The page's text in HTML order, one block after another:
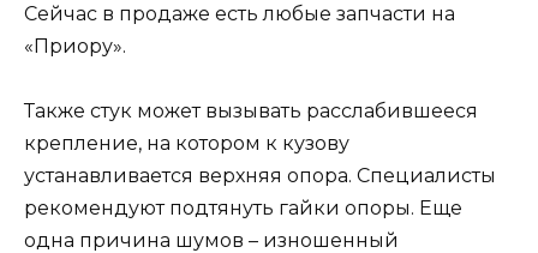
Сейчас в продаже есть любые запчасти на
«Приору».
Также стук может вызывать расслабившееся
крепление, на котором к кузову
устанавливается верхняя опора. Специалисты
рекомендуют подтянуть гайки опоры. Еще
одна причина шумов – изношенный